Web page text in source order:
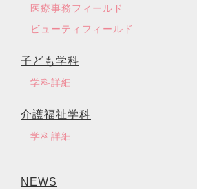
医療事務フィールド
ビューティフィールド
子ども学科
学科詳細
介護福祉学科
学科詳細
NEWS